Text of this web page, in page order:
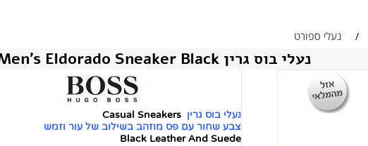
/ נעלי ספורט
נעלי בוס גרין BOSS Green Men's Eldorado Sneaker Black
נעלי בוס גרין Casual Sneakers
צבע שחור עם פס מוזהב בשילוב של עור וזמש
Black Leather And Suede